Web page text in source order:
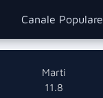
Canale Populare
Marti
11.8